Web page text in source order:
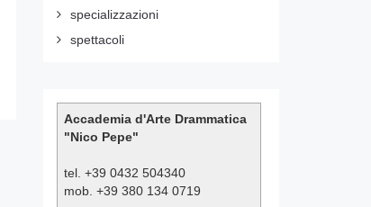
specializzazioni
spettacoli
Accademia d'Arte Drammatica
"Nico Pepe"
tel. +39 0432 504340
mob. +39 380 134 0719